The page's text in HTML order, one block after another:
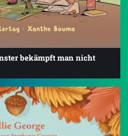
bekämpft man nicht